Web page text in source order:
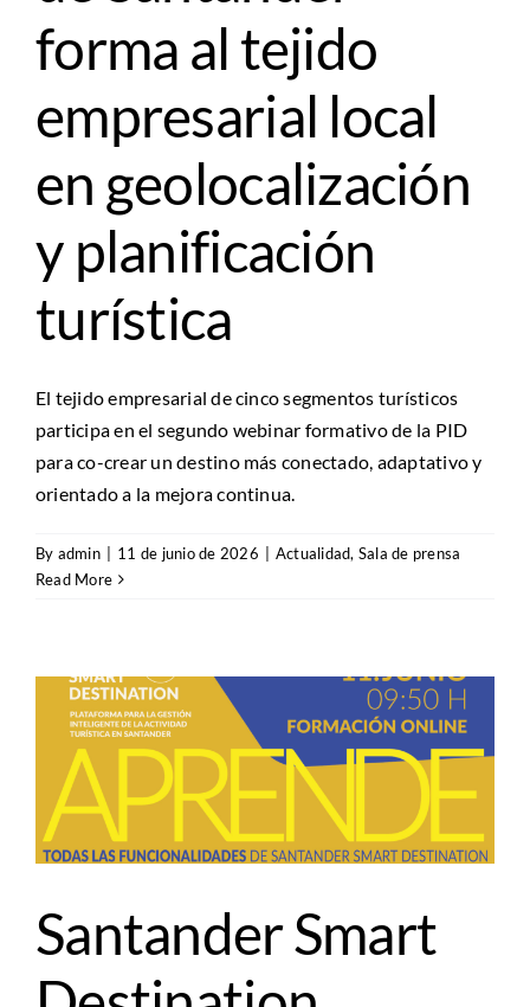
forma al tejido
empresarial local
en geolocalización
y planificación
turística
El tejido empresarial de cinco segmentos turísticos
participa en el segundo webinar formativo de la PID
para co-crear un destino más conectado, adaptativo y
orientado a la mejora continua.
By admin 11 de junio de 2026 Actualidad, Sala de prensa
Read More
Santander Smart